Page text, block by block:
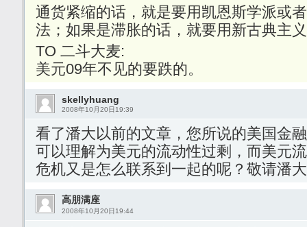
通货紧缩的话，就是要用凯恩斯学派或
法；如果是滞胀的话，就要用新古典主
TO 二斗大麦:
美元09年不见的要跌的。
skellyhuang
2008年10月20日19:39
看了潘大以前的文章，您所说的美国金
可以理解为美元的流动性过剩，而美元
危机又是怎么联系到一起的呢？敬请潘
高朋满座
2008年10月20日19:44